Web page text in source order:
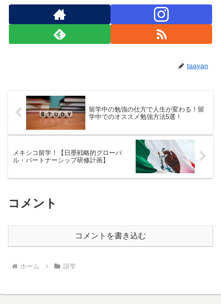
taayan
留学中の勉強の仕方で人生が変わる！留
学中でのオススメ勉強方法5選！
メキシコ留学！【日墨戦略的グローバ
ル・パートナーシップ研修計画】
コメント
コメントを書き込む
ホーム 語学